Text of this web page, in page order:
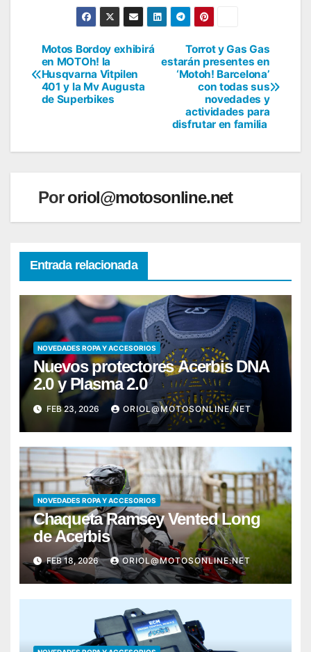
Navegación
de
entradas
Torrot y Gas Gas
estarán presentes en
‘Motoh! Barcelona’
con todas sus
novedades y
actividades para
disfrutar en familia
Motos Bordoy exhibirá
en MOTOh! la
Husqvarna Vitpilen
401 y la Mv Augusta
de Superbikes
Pororiol@motosonline.net
Entrada relacionada
NOVEDADES ROPA Y ACCESORIOS
Nuevos protectores Acerbis DNA
2.0 y Plasma 2.0
FEB 23, 2026 ORIOL@MOTOSONLINE.NET
NOVEDADES ROPA Y ACCESORIOS
Chaqueta Ramsey Vented Long
de Acerbis
FEB 18, 2026 ORIOL@MOTOSONLINE.NET